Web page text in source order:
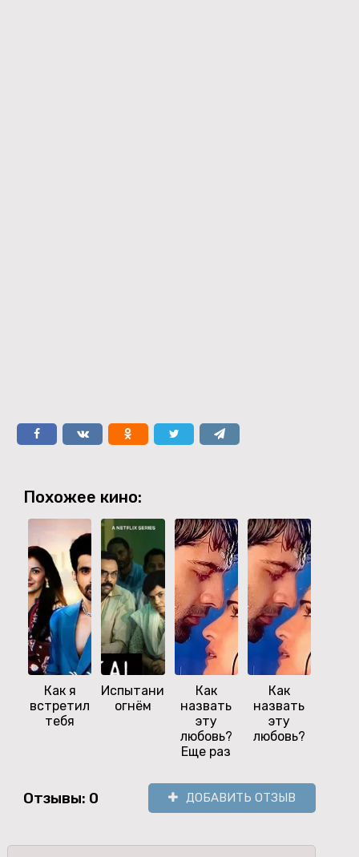
Похожее кино:
Как я
встретил
тебя
Испытание
огнём
Как
назвать
эту
любовь?
Еще раз
Как
назвать
эту
любовь?
Отзывы: 0 ДОБАВИТЬ ОТЗЫВ